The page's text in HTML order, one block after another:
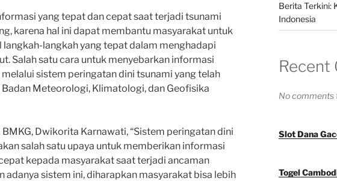
yang tepat dan cepat saat terjadi tsunami
karena hal ini dapat membantu masyarakat untuk
langkah-langkah yang tepat dalam menghadapi
Salah satu cara untuk menyebarkan informasi
sistem peringatan dini tsunami yang telah
Meteorologi, Klimatologi, dan Geofisika
Dwikorita Karnawati, “Sistem peringatan dini
salah satu upaya untuk memberikan informasi
kepada masyarakat saat terjadi ancaman
adanya sistem ini, diharapkan masyarakat bisa lebih
Berita Terkini:
Indonesia
Recent
No comments
Slot Dana
Togel